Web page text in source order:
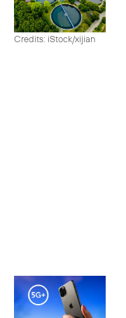
Credits: iStock/xijian